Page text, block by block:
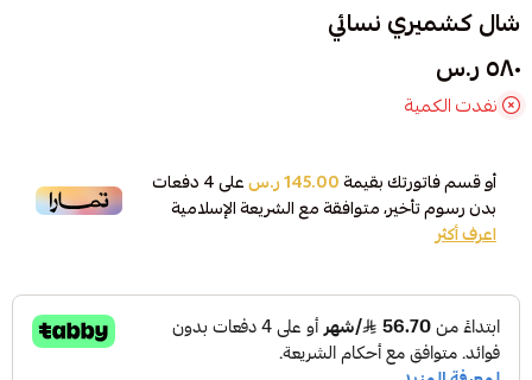
شال كشميري نسائي
٥٨٠ ر.س
نفدت الكمية
أو قسم فاتورتك بقيمة145.00 ر.س على4دفعات
بدون رسوم تأخير، متوافقة مع الشريعة الإسلامية
اعرف أكثر